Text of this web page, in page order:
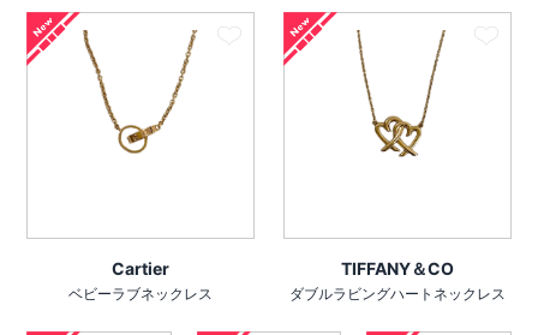
Cartier
ベビーラブネックレス
TIFFANY＆CO
ダブルラビングハートネックレス